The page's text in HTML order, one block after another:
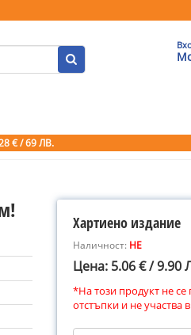
€ / 69 ЛВ.
Хартиено издание
Наличност: НЕ
Цена: 5.06 € / 9.90
*На този продукт не се
отстъпки и не участва